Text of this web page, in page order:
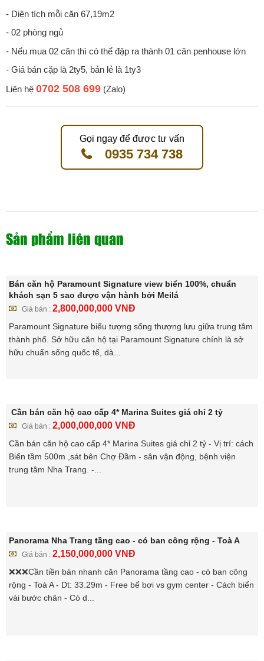
- Diện tích mỗi căn 67,19m2
- 02 phòng ngủ
- Nếu mua 02 căn thì có thể đập ra thành 01 căn penhouse lớn
- Giá bán cặp là 2ty5, bản lẻ là 1ty3
Liên hệ 0702 508 699 (Zalo)
Gọi ngay để được tư vấn
0935 734 738
Sản phẩm liên quan
Bán căn hộ Paramount Signature view biển 100%, chuẩn
khách sạn 5 sao được vận hành bởi Meilá
Giá bán : 2,800,000,000 VNĐ
Paramount Signature biểu tượng sống thượng lưu giữa trung tâm
thành phố. Sở hữu căn hộ tại Paramount Signature chính là sở
hữu chuẩn sống quốc tế, dà...
Cần bán căn hộ cao cấp 4* Marina Suites giá chỉ 2 tỷ
Giá bán : 2,000,000,000 VNĐ
Cần bán căn hộ cao cấp 4* Marina Suites giá chỉ 2 tỷ - Vị trí: cách
Biển tầm 500m ,sát bên Chợ Đầm - sân vận động, bệnh viện
trung tâm Nha Trang. -...
Panorama Nha Trang tầng cao - có ban công rộng - Toà A
Giá bán : 2,150,000,000 VNĐ
❌❌❌Cần tiền bán nhanh căn Panorama tầng cao - có ban công
rộng - Toà A - Dt: 33.29m - Free bể bơi vs gym center - Cách biển
vài bước chân - Có d...